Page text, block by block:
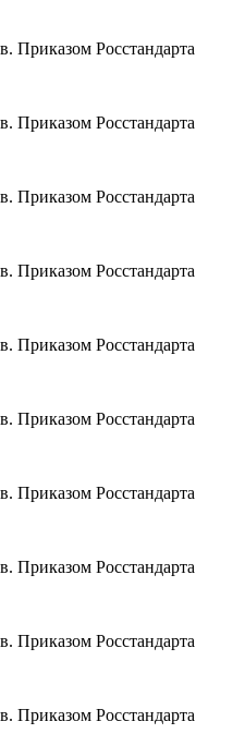
Приказом Росстандарта
Приказом Росстандарта
Приказом Росстандарта
Приказом Росстандарта
Приказом Росстандарта
Приказом Росстандарта
Приказом Росстандарта
Приказом Росстандарта
Приказом Росстандарта
Приказом Росстандарта